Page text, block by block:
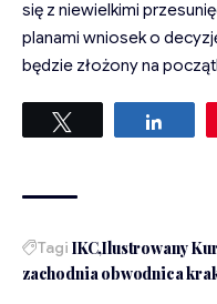
się z niewielkimi
planami wniosek o
będzie złożony na
Tagi IKC Ilustrowany
zachodnia obwodnica